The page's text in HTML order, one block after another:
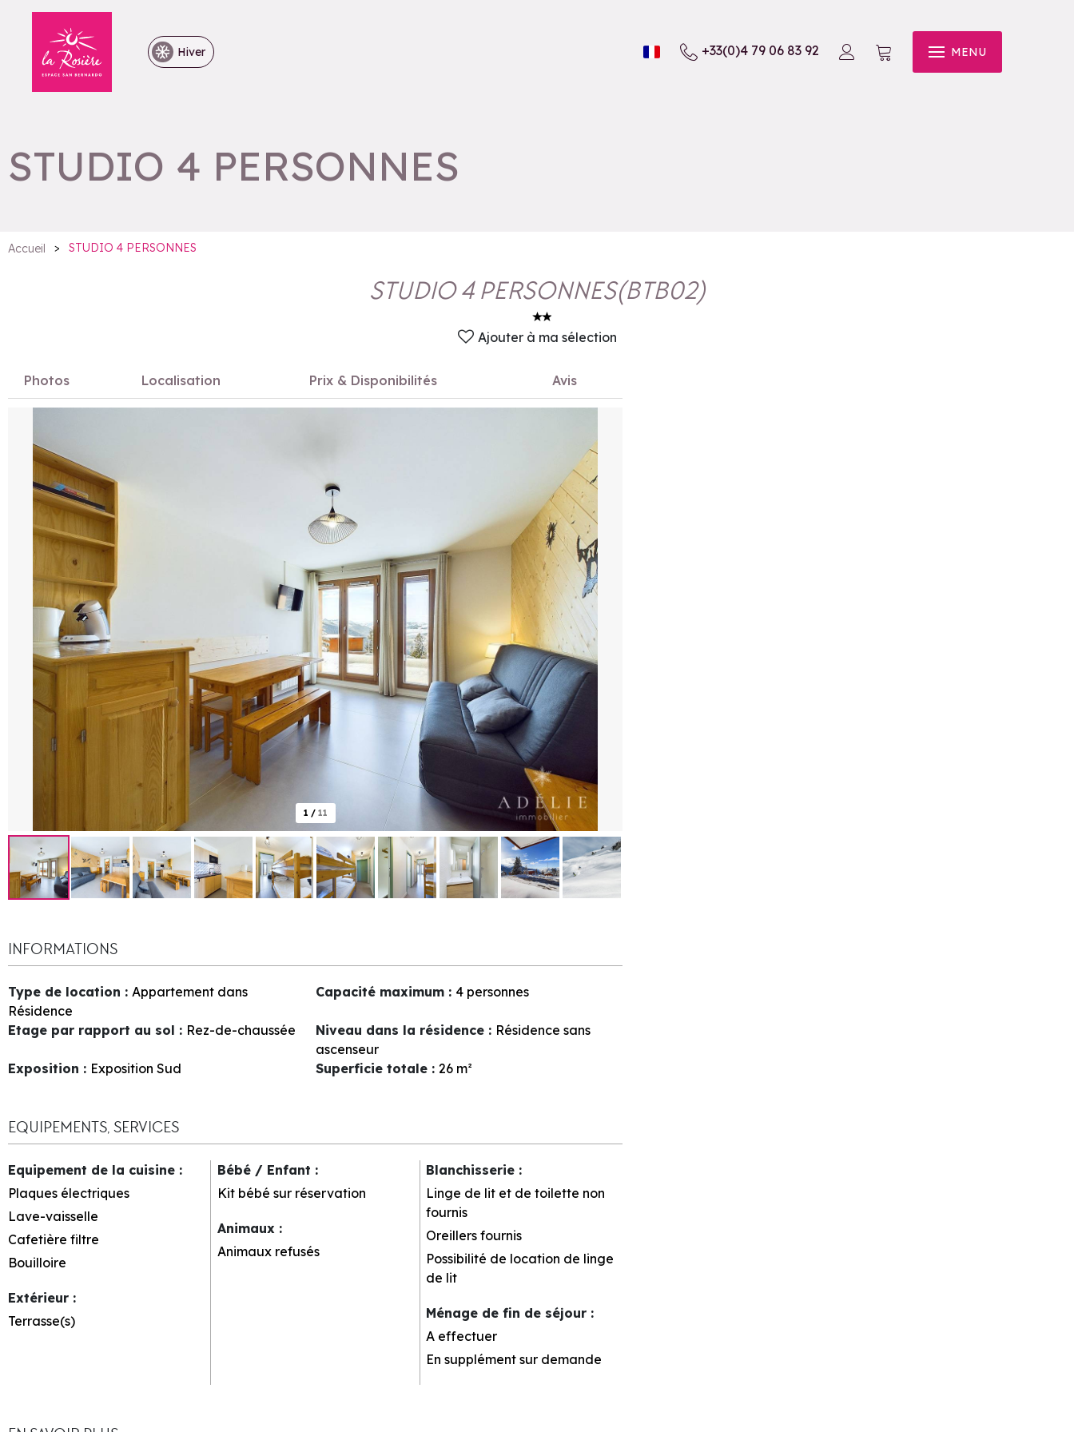
Hiver +33(0)4 79 06 83 92 MENU
STUDIO 4 PERSONNES
Accueil > STUDIO 4 PERSONNES
STUDIO 4 PERSONNES(BTB02)
Ajouter à ma sélection
Photos Localisation Prix & Disponibilités Avis
1 / 11
INFORMATIONS
Type de location : Appartement dans
Résidence
Capacité maximum : 4 personnes
Etage par rapport au sol : Rez-de-chaussée Niveau dans la résidence : Résidence sans
ascenseur
Exposition : Exposition Sud Superficie totale : 26 m²
EQUIPEMENTS, SERVICES
Equipement de la cuisine :
Plaques électriques
Lave-vaisselle
Cafetière filtre
Bouilloire
Extérieur :
Terrasse(s)
Bébé / Enfant :
Kit bébé sur réservation
Animaux :
Animaux refusés
Blanchisserie :
Linge de lit et de toilette non
fournis
Oreillers fournis
Possibilité de location de linge
de lit
Ménage de fin de séjour :
A effectuer
En supplément sur demande